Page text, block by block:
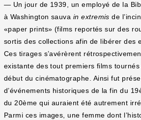
— Un jour de 1939, un employé de la
à Washington sauva in extremis de
«paper prints» (films reportés sur des
sortis des collections afin de libérer des
Ces tirages s’avérèrent
existante des tout premiers films
début du cinématographe. Ainsi fut
d’événements historiques de la fin du
du 20ème qui auraient été autrement
Parmi ces images, une femme dont